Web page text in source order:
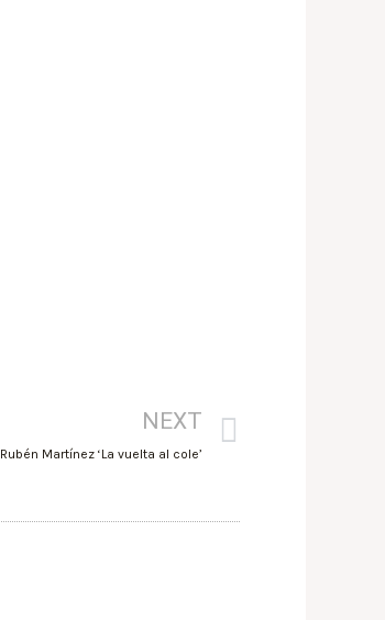
NEXT
Rubén Martínez ‘La vuelta al cole’